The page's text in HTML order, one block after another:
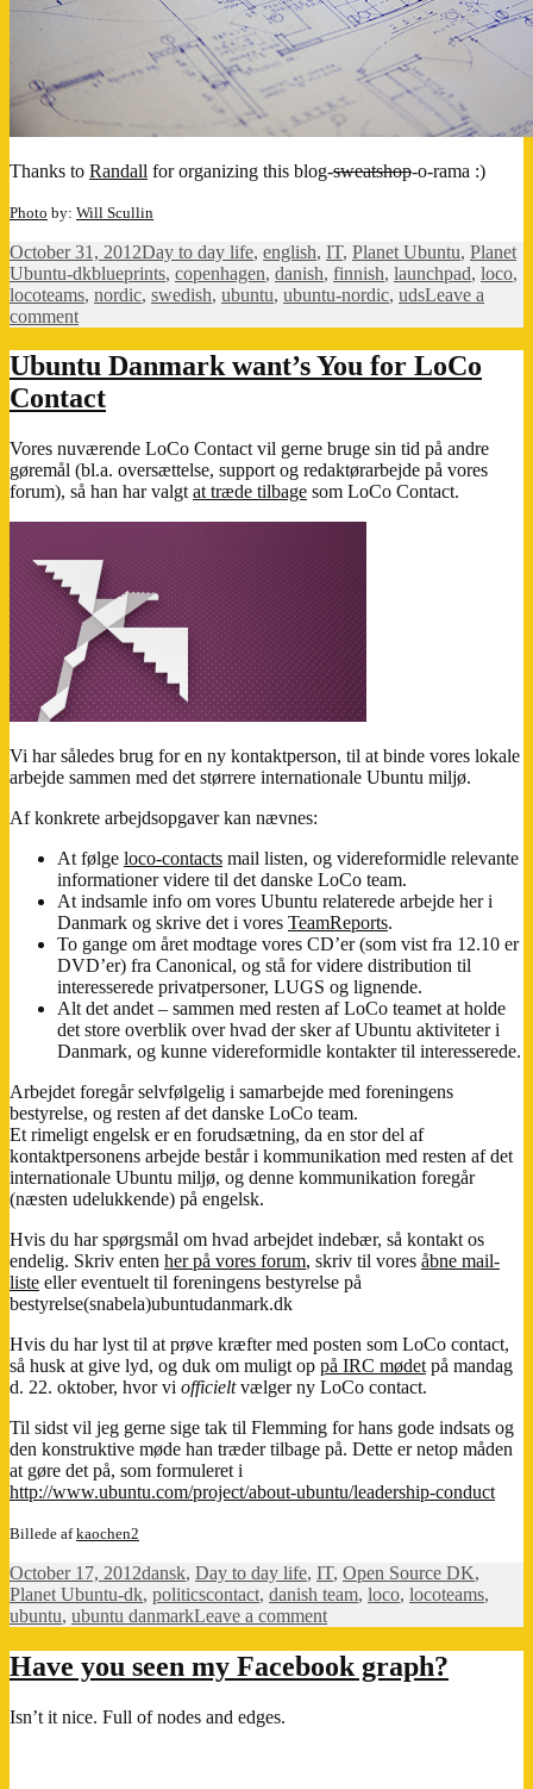
Thanks to Randall for organizing this blog-sweatshop-o-rama :)
Photo by: Will Scullin
Posted
on
October 31, 2012Categories
Day to day life, english, IT, Planet Ubuntu, Planet
Ubuntu-dkTags
blueprints, copenhagen, danish, finnish, launchpad, loco,
locoteams, nordic, swedish, ubuntu, ubuntu-nordic, udsLeave a
commenton
Blog-
o-
Rama:
first
UDS
Ubuntu Danmark want’s You for LoCo
Contact
Vores nuværende LoCo Contact vil gerne bruge sin tid på andre
gøremål (bl.a. oversættelse, support og redaktørarbejde på vores
forum), så han har valgt at træde tilbage som LoCo Contact.
Vi har således brug for en ny kontaktperson, til at binde vores lokale
arbejde sammen med det størrere internationale Ubuntu miljø.
Af konkrete arbejdsopgaver kan nævnes:
At følge loco-contacts mail listen, og videreformidle relevante
informationer videre til det danske LoCo team.
At indsamle info om vores Ubuntu relaterede arbejde her i
Danmark og skrive det i vores TeamReports.
To gange om året modtage vores CD’er (som vist fra 12.10 er
DVD’er) fra Canonical, og stå for videre distribution til
interesserede privatpersoner, LUGS og lignende.
Alt det andet – sammen med resten af LoCo teamet at holde
det store overblik over hvad der sker af Ubuntu aktiviteter i
Danmark, og kunne videreformidle kontakter til interesserede.
Arbejdet foregår selvfølgelig i samarbejde med foreningens
bestyrelse, og resten af det danske LoCo team.
Et rimeligt engelsk er en forudsætning, da en stor del af
kontaktpersonens arbejde består i kommunikation med resten af det
internationale Ubuntu miljø, og denne kommunikation foregår
(næsten udelukkende) på engelsk.
Hvis du har spørgsmål om hvad arbejdet indebær, så kontakt os
endelig. Skriv enten her på vores forum, skriv til vores åbne mail-
liste eller eventuelt til foreningens bestyrelse på
bestyrelse(snabela)ubuntudanmark.dk
Hvis du har lyst til at prøve kræfter med posten som LoCo contact,
så husk at give lyd, og duk om muligt op på IRC mødet på mandag
d. 22. oktober, hvor vi officieltvælger ny LoCo contact.
Til sidst vil jeg gerne sige tak til Flemming for hans gode indsats og
den konstruktive møde han træder tilbage på. Dette er netop måden
at gøre det på, som formuleret i
http://www.ubuntu.com/project/about-ubuntu/leadership-conduct
Billede afkaochen2
Posted
on
October 17, 2012Categories
dansk, Day to day life, IT, Open Source DK,
Planet Ubuntu-dk, politicsTags
contact, danish team, loco, locoteams,
ubuntu, ubuntu danmarkLeave a commenton
Danmark
want’s
Have you seen my Facebook graph?
Isn’t it nice. Full of nodes and edges.